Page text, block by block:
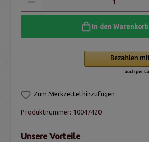
In den Warenkorb
Zum Merkzettel hinzufügen
Produktnummer: 10047420
Unsere Vorteile